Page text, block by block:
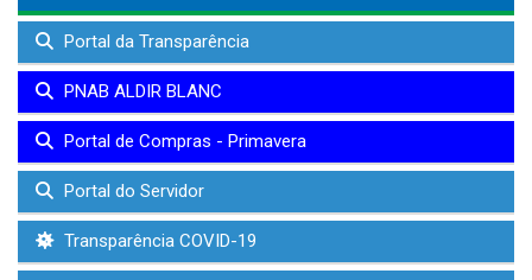
Portal da Transparência
PNAB ALDIR BLANC
Portal de Compras - Primavera
Portal do Servidor
Transparência COVID-19